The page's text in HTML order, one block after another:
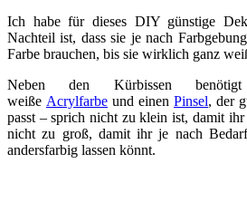
Ich habe für dieses DIY günstige
Nachteil ist, dass sie je nach
Farbe brauchen, bis sie wirklich ganz
Neben den Kürbissen
weiße Acrylfarbe und einen Pinsel, der
passt – sprich nicht zu klein ist, damit
nicht zu groß, damit ihr je nach
andersfarbig lassen könnt.